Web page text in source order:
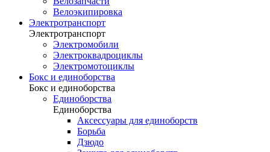
Велоэкипировка
Электротранспорт
Электротранспорт
Электромобили
Электроквадроциклы
Электромотоциклы
Бокс и единоборства
Бокс и единоборства
Единоборства
Единоборства
Аксессуары для единоборств
Борьба
Дзюдо